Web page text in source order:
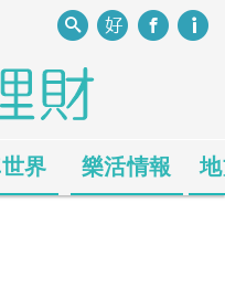
界 樂活情報